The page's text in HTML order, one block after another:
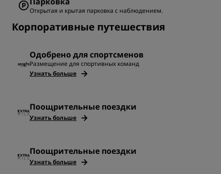
Открытая и крытая парковка с наблюдением.
Корпоративные путешествия
Одобрено для спортсменов
Размещение для спортивных команд
Узнать больше
Поощрительные поездки
Узнать больше
Поощрительные поездки
Узнать больше